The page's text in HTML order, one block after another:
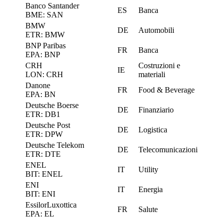
Banco Santander
BME: SAN
ES
Banca
BMW
ETR: BMW
DE
Automobili
BNP Paribas
EPA: BNP
FR
Banca
CRH
LON: CRH
IE
Costruzioni e
materiali
Danone
EPA: BN
FR
Food & Beverage
Deutsche Boerse
ETR: DB1
DE
Finanziario
Deutsche Post
ETR: DPW
DE
Logistica
Deutsche Telekom
ETR: DTE
DE
Telecomunicazioni
ENEL
BIT: ENEL
IT
Utility
ENI
BIT: ENI
IT
Energia
EssilorLuxottica
EPA: EL
FR
Salute